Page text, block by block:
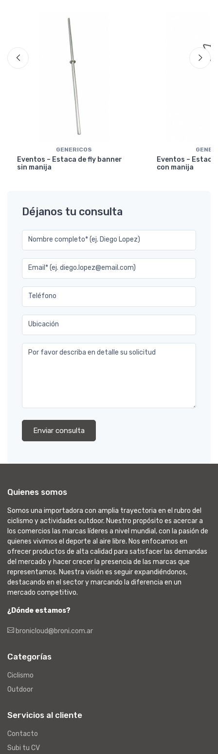
GENERICOS
Eventos – Estaca de fly banner
sin manija
Eventos –
con manija
Déjanos tu consulta
Nombre completo* (ej. Diego Lopez)
Email* (ej. diego.lopez@email.com)
Teléfono
Ubicación
Por favor describa en detalle su solicitud
Enviar consulta
Quienes somos
Somos una importadora con amplia trayectoria en el rubro del
ciclismo y actividades outdoor. Nuestro propósito es acercar a
los comercios las marcas líderes a nivel mundial, con la pasión de
quienes vivimos el deporte al aire libre. Nos enfocamos en
ofrecer productos de alta calidad para satisfacer las demandas
del mercado y hacer crecer la presencia de las marcas que
representamos. Nuestra visión es seguir expandiéndonos,
destacando en el sector y marcando la diferencia en un
mercado competitivo.
¿Dónde estamos?
bronicloud@broni.com.ar
Categorías
Ciclismo
Outdoor
Servicios al cliente
Contacto
Subi tu CV